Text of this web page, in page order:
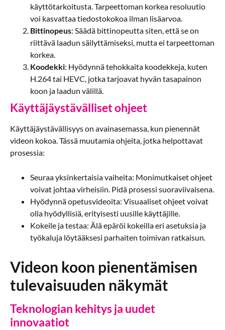
käyttötarkoitusta. Tarpeettoman korkea resoluutio
voi kasvattaa tiedostokokoa ilman lisäarvoa.
Bittinopeus: Säädä bittinopeutta siten, että se on
riittävä laadun säilyttämiseksi, mutta ei tarpeettoman
korkea.
Koodekki: Hyödynnä tehokkaita koodekkeja, kuten
H.264 tai HEVC, jotka tarjoavat hyvän tasapainon
koon ja laadun välillä.
Käyttäjäystävälliset ohjeet
Käyttäjäystävällisyys on avainasemassa, kun pienennät
videon kokoa. Tässä muutamia ohjeita, jotka helpottavat
prosessia:
Seuraa yksinkertaisia vaiheita: Monimutkaiset ohjeet
voivat johtaa virheisiin. Pidä prosessi suoraviivaisena.
Hyödynnä opetusvideoita: Visuaaliset ohjeet voivat
olla hyödyllisiä, erityisesti uusille käyttäjille.
Kokeile ja testaa: Älä epäröi kokeilla eri asetuksia ja
työkaluja löytääksesi parhaiten toimivan ratkaisun.
Videon koon pienentämisen
tulevaisuuden näkymät
Teknologian kehitys ja uudet
innovaatiot